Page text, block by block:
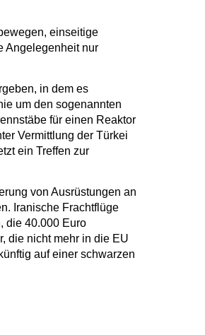
einseitige
Angelegenheit nur
in dem es
um den sogenannten
für einen Reaktor
Vermittlung der Türkei
ein Treffen zur
von Ausrüstungen an
Iranische Frachtflüge
die 40.000 Euro
die nicht mehr in die EU
auf einer schwarzen